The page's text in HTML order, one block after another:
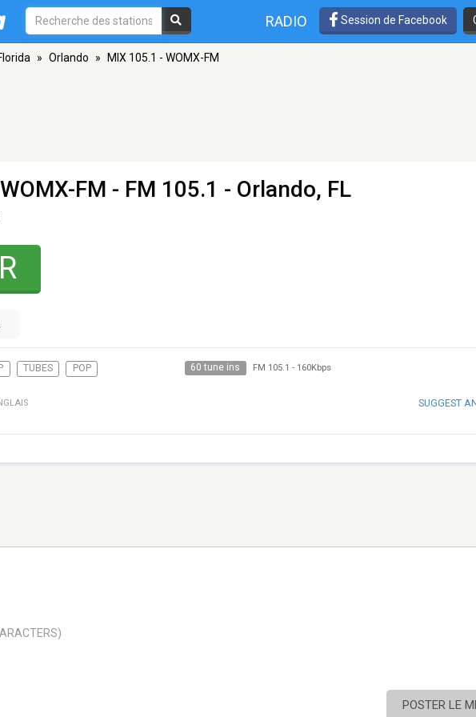
RADIO Session de Facebook
» Orlando » MIX 105.1 - WOMX-FM
FM - FM 105.1 - Orlando, FL
TUBES POP 60 tune ins FM 105.1 - 160Kbps
SUGGEST
POSTER LE